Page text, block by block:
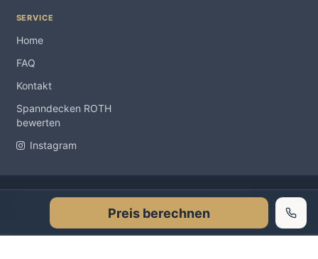
SERVICE
Home
FAQ
Kontakt
Spanndecken ROTH
bewerten
Instagram
Copyright Spanndecken ROTH ® 2012-2026 |Impressum|
DatenschutzerklärungPreis berechnen